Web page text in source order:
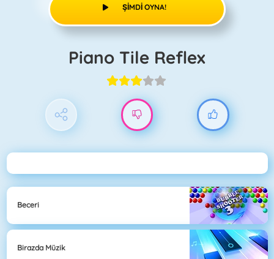
ŞIMDI OYNA!
Piano Tile Reflex
Beceri
Birazda Müzik